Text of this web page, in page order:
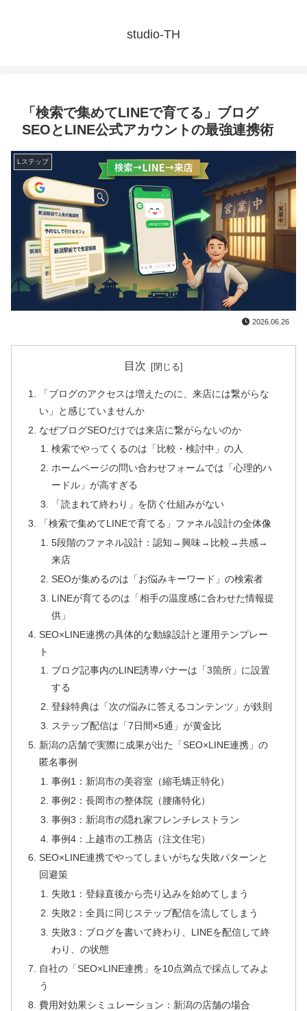
studio-TH
「検索で集めてLINEで育てる」ブログ
SEOとLINE公式アカウントの最強連携術
Lステップ
2026.06.26
目次
「ブログのアクセスは増えたのに、来店には繋がらな
い」と感じていませんか
なぜブログSEOだけでは来店に繋がらないのか
検索でやってくるのは「比較・検討中」の人
ホームページの問い合わせフォームでは「心理的ハ
ードル」が高すぎる
「読まれて終わり」を防ぐ仕組みがない
「検索で集めてLINEで育てる」ファネル設計の全体像
5段階のファネル設計：認知→興味→比較→共感→
来店
SEOが集めるのは「お悩みキーワード」の検索者
LINEが育てるのは「相手の温度感に合わせた情報提
供」
SEO×LINE連携の具体的な動線設計と運用テンプレー
ト
ブログ記事内のLINE誘導バナーは「3箇所」に設置
する
登録特典は「次の悩みに答えるコンテンツ」が鉄則
ステップ配信は「7日間×5通」が黄金比
新潟の店舗で実際に成果が出た「SEO×LINE連携」の
匿名事例
事例1：新潟市の美容室（縮毛矯正特化）
事例2：長岡市の整体院（腰痛特化）
事例3：新潟市の隠れ家フレンチレストラン
事例4：上越市の工務店（注文住宅）
SEO×LINE連携でやってしまいがちな失敗パターンと
回避策
失敗1：登録直後から売り込みを始めてしまう
失敗2：全員に同じステップ配信を流してしまう
失敗3：ブログを書いて終わり、LINEを配信して終
わり、の状態
自社の「SEO×LINE連携」を10点満点で採点してみよ
う
費用対効果シミュレーション：新潟の店舗の場合